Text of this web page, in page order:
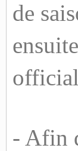
de
- Afin